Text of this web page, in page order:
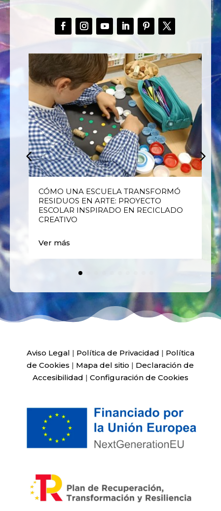
CÓMO UNA ESCUELA TRANSFORMÓ
RESIDUOS EN ARTE: PROYECTO
ESCOLAR INSPIRADO EN RECICLADO
CREATIVO
Ver más
Aviso Legal | Política de Privacidad | Política
de Cookies | Mapa del sitio | Declaración de
Accesibilidad | Configuración de Cookies